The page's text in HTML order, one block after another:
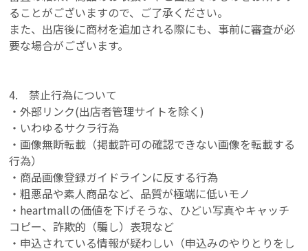
ることがございますので、ご了承ください。
また、出店後に商材を追加される際にも、事前に審査が必
要な場合がございます。
4. 禁止行為について
・外部リンク(出店者管理サイトを除く)
・いわゆるサクラ行為
・画像無断転載（掲載許可の確認できない画像を転載する
行為）
・商品画像登録ガイドラインに反する行為
・粗悪品や素人商品など、品質が極端に低いモノ
・heartmallの価値を下げそうな、ひどい写真やキャッチ
コピー、詐欺的（騙し）表現など
・申込されている情報が疑わしい（申込みのやりとりをし